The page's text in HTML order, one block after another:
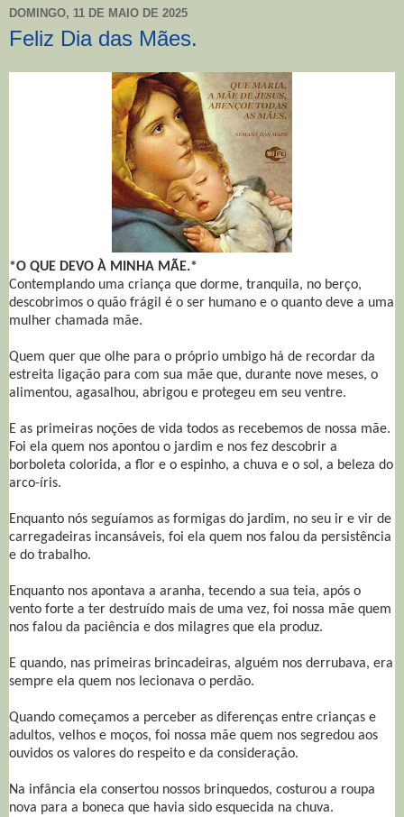
DOMINGO, 11 DE MAIO DE 2025
Feliz Dia das Mães.
*O QUE DEVO À MINHA MÃE.*
Contemplando uma criança que dorme, tranquila, no berço,
descobrimos o quão frágil é o ser humano e o quanto deve a uma
mulher chamada mãe.
Quem quer que olhe para o próprio umbigo há de recordar da
estreita ligação para com sua mãe que, durante nove meses, o
alimentou, agasalhou, abrigou e protegeu em seu ventre.
E as primeiras noções de vida todos as recebemos de nossa mãe.
Foi ela quem nos apontou o jardim e nos fez descobrir a
borboleta colorida, a flor e o espinho, a chuva e o sol, a beleza do
arco-íris.
Enquanto nós seguíamos as formigas do jardim, no seu ir e vir de
carregadeiras incansáveis, foi ela quem nos falou da persistência
e do trabalho.
Enquanto nos apontava a aranha, tecendo a sua teia, após o
vento forte a ter destruído mais de uma vez, foi nossa mãe quem
nos falou da paciência e dos milagres que ela produz.
E quando, nas primeiras brincadeiras, alguém nos derrubava, era
sempre ela quem nos lecionava o perdão.
Quando começamos a perceber as diferenças entre crianças e
adultos, velhos e moços, foi nossa mãe quem nos segredou aos
ouvidos os valores do respeito e da consideração.
Na infância ela consertou nossos brinquedos, costurou a roupa
nova para a boneca que havia sido esquecida na chuva.